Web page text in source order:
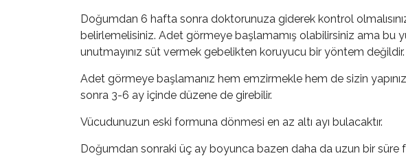
Doğumdan 6 hafta sonra doktorunuza giderek kontrol
belirlemelisiniz. Adet görmeye başlamamış olabilirsiniz ama bu
unutmayınız süt vermek gebelikten koruyucu bir yöntem değildir.
Adet görmeye başlamanız hem emzirmekle hem de sizin
sonra 3-6 ay içinde düzene de girebilir.
Vücudunuzun eski formuna dönmesi en az altı ayı bulacaktır.
Doğumdan sonraki üç ay boyunca bazen daha da uzun bir süre